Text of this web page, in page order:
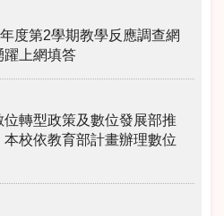
度第2學期教學反應調查網
躍上網填答
位轉型政策及數位發展部推
校依教育部計畫辦理數位